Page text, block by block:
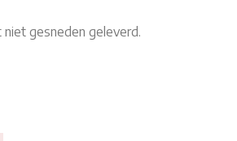
gesneden geleverd.